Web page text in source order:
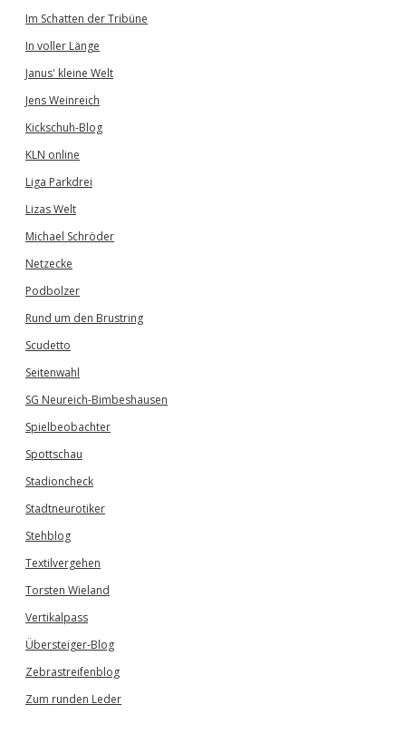
Im Schatten der Tribüne
In voller Länge
Janus' kleine Welt
Jens Weinreich
Kickschuh-Blog
KLN online
Liga Parkdrei
Lizas Welt
Michael Schröder
Netzecke
Podbolzer
Rund um den Brustring
Scudetto
Seitenwahl
SG Neureich-Bimbeshausen
Spielbeobachter
Spottschau
Stadioncheck
Stadtneurotiker
Stehblog
Textilvergehen
Torsten Wieland
Vertikalpass
Übersteiger-Blog
Zebrastreifenblog
Zum runden Leder